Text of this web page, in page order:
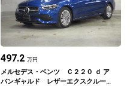
497.2 万円
メルセデス・ベンツ Ｃ２２０ ｄ ア
バンギャルド レザーエクスクルーシ